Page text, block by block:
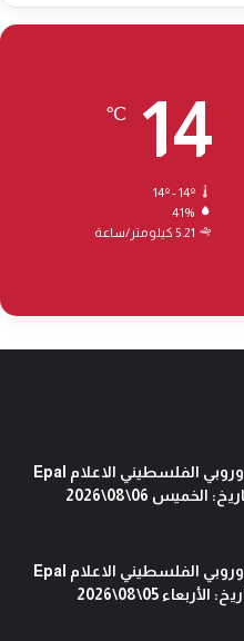
14
℃
14º - 14º
41%
5.21 كيلومتر/ساعة
نشرة المركز الاوروبي الفلسطيني الاعلام Epal
نشرة المركز الاوروبي الفلسطيني الاعلام Epal